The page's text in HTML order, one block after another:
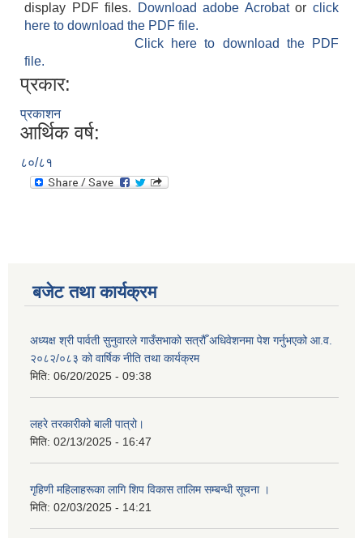
display PDF files.
Download adobe Acrobatorclick
here to download the PDF file.
Click here to download the PDF
file.
प्रकार:
प्रकाशन
आर्थिक वर्ष:
८०/८१
बजेट तथा कार्यक्रम
अध्यक्ष श्री पार्वती सुनुवारले गाउँसभाको सत्रौँ अधिवेशनमा पेश गर्नुभएको आ.व.
२०८२/०८३ को वार्षिक नीति तथा कार्यक्रम
मिति: 06/20/2025 - 09:38
लहरे तरकारीको बाली पात्रो।
मिति: 02/13/2025 - 16:47
गृहिणी महिलाहरूका लागि शिप विकास तालिम सम्बन्धी सूचना ‌।
मिति: 02/03/2025 - 14:21